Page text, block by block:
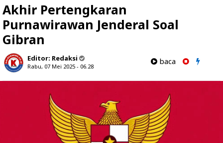
Akhir Pertengkaran
Purnawirawan Jenderal Soal
Gibran
Editor: Redaksi
Rabu, 07 Mei 2025 - 06.28
baca